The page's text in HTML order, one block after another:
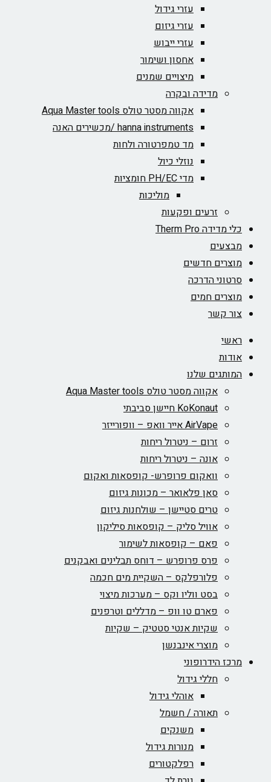
עזרי גידול
עזרי גיזום
עזרי ייבוש
אחסון ושימור
מיצויים שמנים
מדידה ובקרה
אקווה מסטר טולס Aqua Master tools
hanna instruments /מכשירים האנה
מד טמפרטורה ולחות
נוזלי כיול
מדי PH/EC חומציות
מוליכות
זרעים ופקעות
כלי מדידה Therm Pro
מבצעים
מוצרים חדשים
סרטוני הדרכה
מוצרים חמים
צור קשר
ראשי
אודות
המותגים שלנו
אקווה מסטר טולס Aqua Master tools
KoKonaut חיישן סביבתי
AirVape אייר וואפ – וופורייזר
זרום – ניטרול ריחות
אונה – ניטרול ריחות
וואקום פרופרש- קופסאות ואקום
סאן פלאואר – מכונות גיזום
טרים סטיישן – שולחנות גיזום
אוויל סליק – קופסאות סיליקון
פאם – קופסאות לשימור
פרס פרופרש – דוחס תבלינים ואבקנים
פלורפלקס – השקיית מים חכמה
בסט ווליו וקס – מערכות מיצוי
פארם טו וופ – מדללים וטרפנים
שקיות אנטי סטטיק – שקיות
מוצרי אינבנשן
מרכז הידרופוני
חללי גידול
אוהלי גידול
תאורה / חשמל
משנקים
מנורות גידול
רפלקטורים